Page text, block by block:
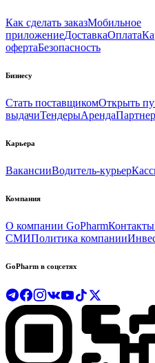
Как сделать заказМобильное
приложениеДоставкаОплата
офертаБезопасность
Бизнесу
Стать поставщикомОткрыть
выдачиТендерыАренда
Карьера
ВакансииВодитель-курьер
Компания
О компании GoPharmКонтакты
СМИПолитика компании
GoPharm в соцсетях